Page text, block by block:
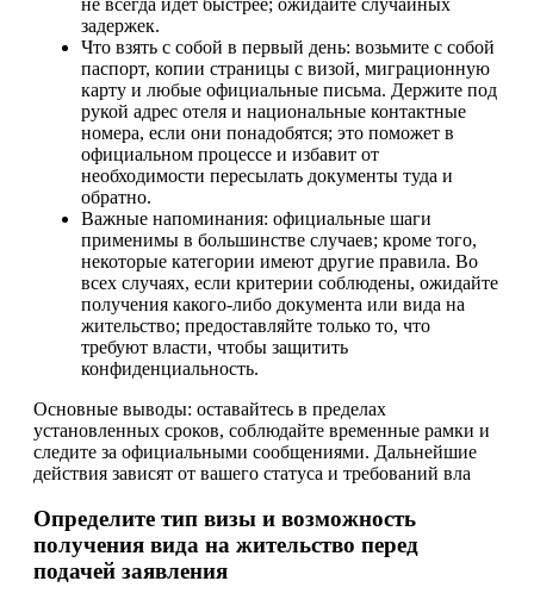
задержек.
Что взять с собой в первый день: возьмите с собой
паспорт, копии страницы с визой, миграционную
карту и любые официальные письма. Держите под
рукой адрес отеля и национальные контактные
номера, если они понадобятся; это поможет в
официальном процессе и избавит от
необходимости пересылать документы туда и
обратно.
Важные напоминания: официальные шаги
применимы в большинстве случаев; кроме того,
некоторые категории имеют другие правила. Во
всех случаях, если критерии соблюдены, ожидайте
получения какого-либо документа или вида на
жительство; предоставляйте только то, что
требуют власти, чтобы защитить
конфиденциальность.
Основные выводы: оставайтесь в пределах
установленных сроков, соблюдайте временные рамки и
следите за официальными сообщениями. Дальнейшие
действия зависят от вашего статуса и требований вла
Определите тип визы и возможность
получения вида на жительство перед
подачей заявления